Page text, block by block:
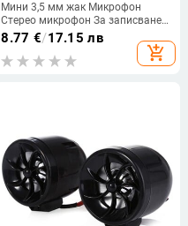
Мини 3,5 мм жак Микрофон
Стерео микрофон За записване
на мобилен телефон Студио
Интервю Микрофон 4 пина За
смартфон
8.77 €/17.15 лв
add_shopping_cart